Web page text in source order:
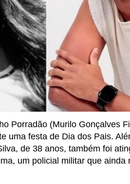
Porradão (Murilo Gonçalves
uma festa de Dia dos Pais.
de 38 anos, também foi
um policial militar que ainda